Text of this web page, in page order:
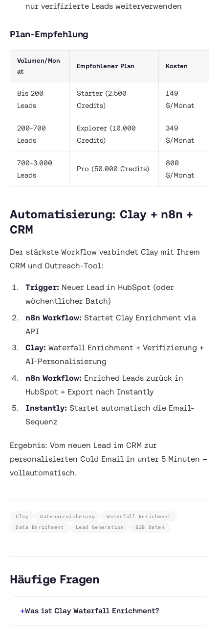
nur verifizierte Leads weiterverwenden
Plan-Empfehlung
Volumen/Mon
at
Empfohlener Plan Kosten
Bis 200
Leads
Starter (2.500
Credits)
149
$/Monat
200-700
Leads
Explorer (10.000
Credits)
349
$/Monat
700-3.000
Leads
Pro (50.000 Credits)
800
$/Monat
Automatisierung: Clay + n8n +
CRM
Der stärkste Workflow verbindet Clay mit Ihrem
CRM und Outreach-Tool:
Trigger: Neuer Lead in HubSpot (oder
wöchentlicher Batch)
n8n Workflow: Startet Clay Enrichment via
API
Clay: Waterfall Enrichment + Verifizierung +
AI-Personalisierung
n8n Workflow: Enriched Leads zurück in
HubSpot + Export nach Instantly
Instantly: Startet automatisch die Email-
Sequenz
Ergebnis: Vom neuen Lead im CRM zur
personalisierten Cold Email in unter 5 Minuten —
vollautomatisch.
Clay Datenanreicherung
Waterfall Enrichment
Data Enrichment
Lead Generation B2B Daten
Häufige Fragen
Was ist Clay Waterfall Enrichment?